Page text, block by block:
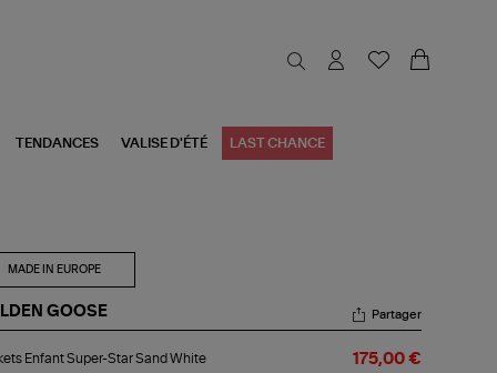
TENDANCES VALISE D'ÉTÉ LAST CHANCE
MADE IN EUROPE
GOOSE Partager
Enfant Super-Star Sand White 175,00 €